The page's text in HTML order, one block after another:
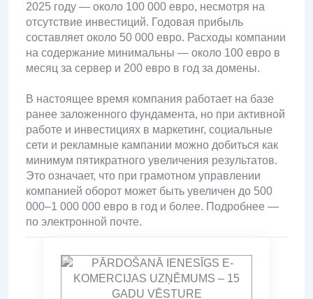
2025 году — около 100 000 евро, несмотря на
отсутствие инвестиций. Годовая прибыль
составляет около 50 000 евро. Расходы компании
на содержание минимальны — около 100 евро в
месяц за сервер и 200 евро в год за домены.
В настоящее время компания работает на базе
ранее заложенного фундамента, но при активной
работе и инвестициях в маркетинг, социальные
сети и рекламные кампании можно добиться как
минимум пятикратного увеличения результатов.
Это означает, что при грамотном управлении
компанией оборот может быть увеличен до 500
000–1 000 000 евро в год и более. Подробнее —
по электронной почте.